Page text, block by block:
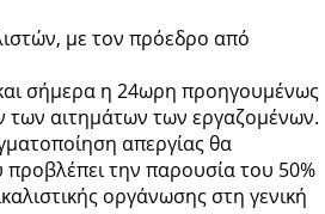
με τον πρόεδρο από
σήμερα η 24ωρη προηγουμένως
αιτημάτων των εργαζομένων.
απεργίας θα
την παρουσία του 50%
οργάνωσης στη γενική